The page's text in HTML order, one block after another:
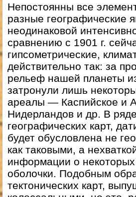
Непостоянны все
разные географические
неодинаковой
сравнению с 1901 г.
гипсометрические,
действительно так: за
рельеф нашей планеты
затронули лишь
ареалы — Каспийское и
Нидерландов и др. В
географических карт,
будет обусловлена не
как таковыми, а
информации о
оболочки. Подобным
тектонических карт,